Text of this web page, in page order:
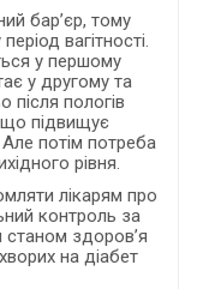
бар’єр, тому
вагітності.
у першому
у другому та
після пологів
що підвищує
Але потім потреба
рівня.
лікарям про
контроль за
станом здоров’я
на діабет